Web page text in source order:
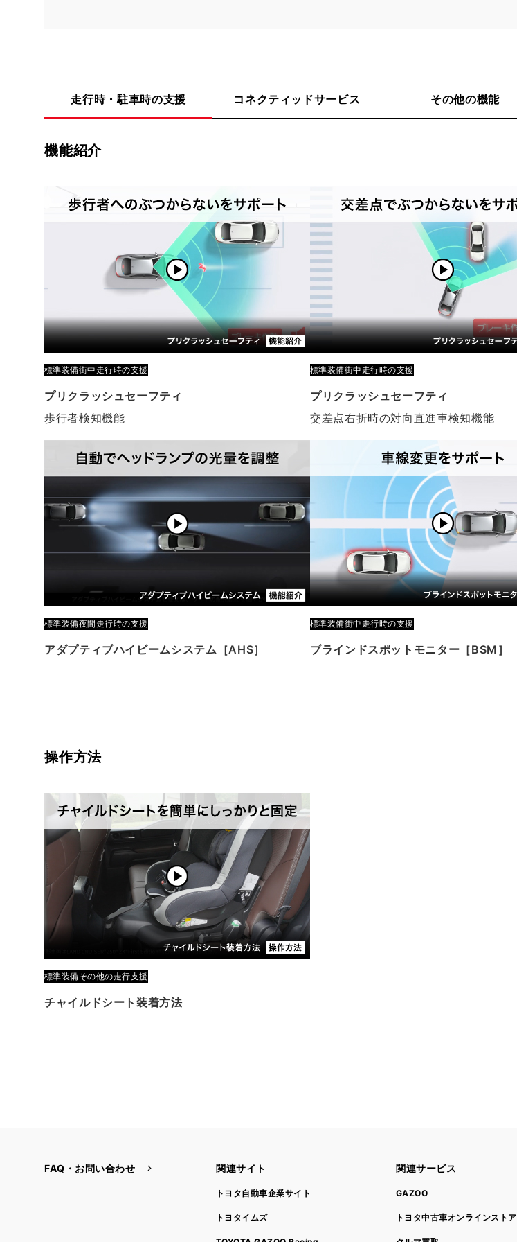
走行時・駐車時の支援 コネクティッドサービス その他の機能
機能紹介
標準装備街中走行時の支援
プリクラッシュセーフティ
歩行者検知機能
標準装備街中走行時の支援
プリクラッシュセーフティ
交差点右折時の対向直進車検知機能
標準装備夜間走行時の支援
アダプティブハイビームシステム［AHS］
標準装備街中走行時の支援
ブラインドスポットモニター［BSM］
操作方法
標準装備その他の走行支援
チャイルドシート装着方法
FAQ・お問い合わせ 関連サイト
トヨタ自動車企業サイト
トヨタイムズ
関連サービス
GAZOO
トヨタ中古車オンラインストア